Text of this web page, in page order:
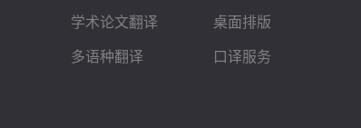
学术论文翻译
桌面排版
多语种翻译
口译服务